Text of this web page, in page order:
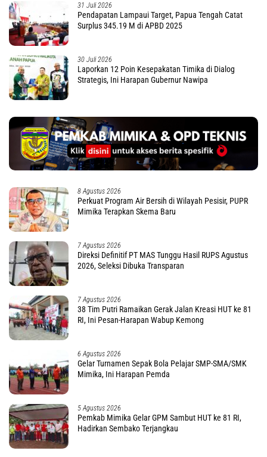
31 Juli 2026
Pendapatan Lampaui Target, Papua Tengah Catat
Surplus 345.19 M di APBD 2025
30 Juli 2026
Laporkan 12 Poin Kesepakatan Timika di Dialog
Strategis, Ini Harapan Gubernur Nawipa
8 Agustus 2026
Perkuat Program Air Bersih di Wilayah Pesisir, PUPR
Mimika Terapkan Skema Baru
7 Agustus 2026
Direksi Definitif PT MAS Tunggu Hasil RUPS Agustus
2026, Seleksi Dibuka Transparan
7 Agustus 2026
38 Tim Putri Ramaikan Gerak Jalan Kreasi HUT ke 81
RI, Ini Pesan-Harapan Wabup Kemong
6 Agustus 2026
Gelar Turnamen Sepak Bola Pelajar SMP-SMA/SMK
Mimika, Ini Harapan Pemda
5 Agustus 2026
Pemkab Mimika Gelar GPM Sambut HUT ke 81 RI,
Hadirkan Sembako Terjangkau